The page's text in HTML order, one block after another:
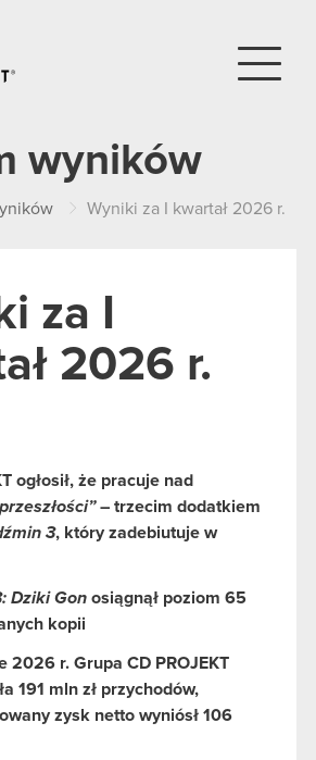
wyników
Wyniki za I kwartał 2026 r.
za I
2026 r.
ogłosił, że pracuje nad
– trzecim dodatkiem
3, który zadebiutuje w
Dziki Gon osiągnął poziom 65
kopii
2026 r. Grupa CD PROJEKT
191 mln zł przychodów,
zysk netto wyniósł 106